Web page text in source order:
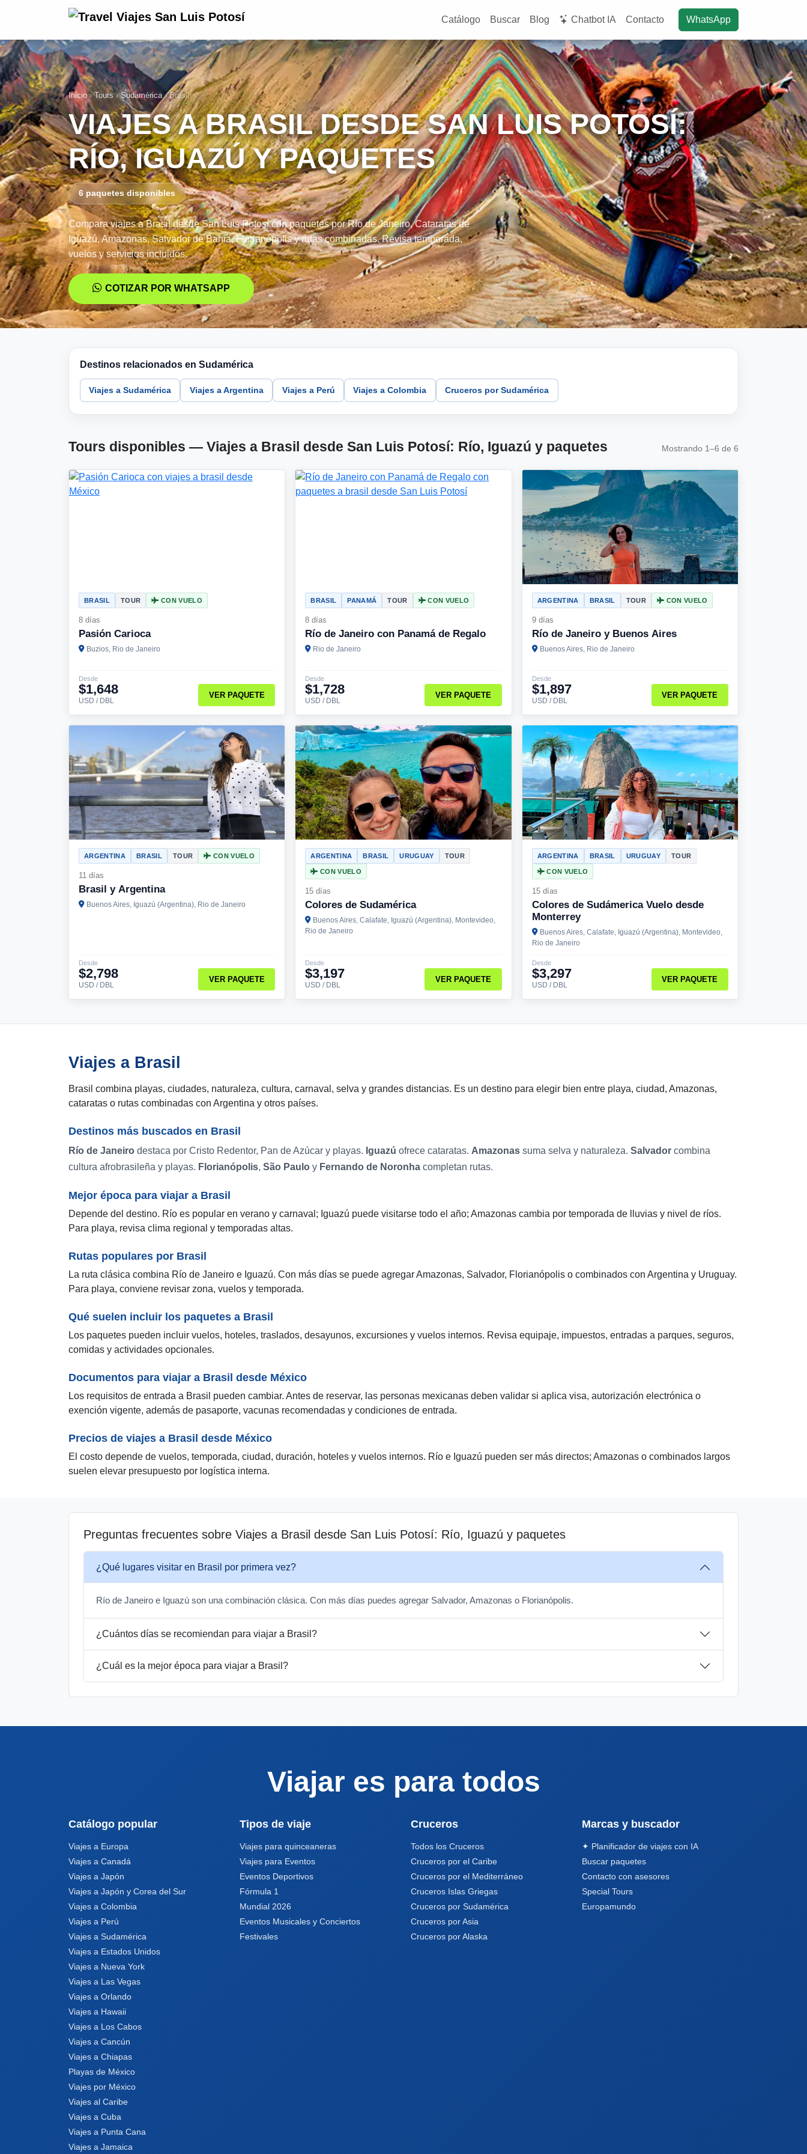
Catálogo Buscar Blog Chatbot IA Contacto WhatsApp
Inicio ›Tours ›Sudamérica ›Brasil
VIAJES A BRASIL DESDE SAN LUIS POTOSÍ:
RÍO, IGUAZÚ Y PAQUETES
6 paquetes disponibles
Compara viajes a Brasil desde San Luis Potosí con paquetes por Río de Janeiro, Cataratas de
Iguazú, Amazonas, Salvador de Bahía, Florianópolis y rutas combinadas. Revisa temporada,
vuelos y servicios incluidos.
COTIZAR POR WHATSAPP
Destinos relacionados en Sudamérica
Viajes a Sudamérica Viajes a Argentina Viajes a Perú Viajes a Colombia Cruceros por Sudamérica
Tours disponibles — Viajes a Brasil desde San Luis Potosí: Río, Iguazú y paquetes Mostrando 1–6 de 6
BRASIL TOUR CON VUELO
8 días
Pasión Carioca
Buzios, Rio de Janeiro
Desde
$1,648
USD / DBL
VER PAQUETE
BRASIL PANAMÁ TOUR CON VUELO
8 días
Río de Janeiro con Panamá de Regalo
Rio de Janeiro
Desde
$1,728
USD / DBL
VER PAQUETE
ARGENTINA BRASIL TOUR CON VUELO
9 días
Río de Janeiro y Buenos Aires
Buenos Aires, Rio de Janeiro
Desde
$1,897
USD / DBL
VER PAQUETE
ARGENTINA BRASIL TOUR CON VUELO
11 días
Brasil y Argentina
Buenos Aires, Iguazú (Argentina), Rio de Janeiro
Desde
$2,798
USD / DBL
VER PAQUETE
ARGENTINA BRASIL URUGUAY TOUR
CON VUELO
15 días
Colores de Sudamérica
Buenos Aires, Calafate, Iguazú (Argentina), Montevideo,
Rio de Janeiro
Desde
$3,197
USD / DBL
VER PAQUETE
ARGENTINA BRASIL URUGUAY TOUR
CON VUELO
15 días
Colores de Sudámerica Vuelo desde
Monterrey
Buenos Aires, Calafate, Iguazú (Argentina), Montevideo,
Rio de Janeiro
Desde
$3,297
USD / DBL
VER PAQUETE
Viajes a Brasil
Brasil combina playas, ciudades, naturaleza, cultura, carnaval, selva y grandes distancias. Es un destino para elegir bien entre playa, ciudad, Amazonas,
cataratas o rutas combinadas con Argentina y otros países.
Destinos más buscados en Brasil
Río de Janeiro destaca por Cristo Redentor, Pan de Azúcar y playas. Iguazú ofrece cataratas. Amazonas suma selva y naturaleza. Salvador combina
cultura afrobrasileña y playas. Florianópolis, São Paulo y Fernando de Noronha completan rutas.
Mejor época para viajar a Brasil
Depende del destino. Río es popular en verano y carnaval; Iguazú puede visitarse todo el año; Amazonas cambia por temporada de lluvias y nivel de ríos.
Para playa, revisa clima regional y temporadas altas.
Rutas populares por Brasil
La ruta clásica combina Río de Janeiro e Iguazú. Con más días se puede agregar Amazonas, Salvador, Florianópolis o combinados con Argentina y Uruguay.
Para playa, conviene revisar zona, vuelos y temporada.
Qué suelen incluir los paquetes a Brasil
Los paquetes pueden incluir vuelos, hoteles, traslados, desayunos, excursiones y vuelos internos. Revisa equipaje, impuestos, entradas a parques, seguros,
comidas y actividades opcionales.
Documentos para viajar a Brasil desde México
Los requisitos de entrada a Brasil pueden cambiar. Antes de reservar, las personas mexicanas deben validar si aplica visa, autorización electrónica o
exención vigente, además de pasaporte, vacunas recomendadas y condiciones de entrada.
Precios de viajes a Brasil desde México
El costo depende de vuelos, temporada, ciudad, duración, hoteles y vuelos internos. Río e Iguazú pueden ser más directos; Amazonas o combinados largos
suelen elevar presupuesto por logística interna.
Preguntas frecuentes sobre Viajes a Brasil desde San Luis Potosí: Río, Iguazú y paquetes
¿Qué lugares visitar en Brasil por primera vez?
Río de Janeiro e Iguazú son una combinación clásica. Con más días puedes agregar Salvador, Amazonas o Florianópolis.
¿Cuántos días se recomiendan para viajar a Brasil?
¿Cuál es la mejor época para viajar a Brasil?
Viajar es para todos
Catálogo popular
Viajes a Europa
Viajes a Canadá
Viajes a Japón
Viajes a Japón y Corea del Sur
Viajes a Colombia
Viajes a Perú
Viajes a Sudamérica
Viajes a Estados Unidos
Viajes a Nueva York
Viajes a Las Vegas
Viajes a Orlando
Viajes a Hawaii
Viajes a Los Cabos
Viajes a Cancún
Viajes a Chiapas
Playas de México
Viajes por México
Viajes al Caribe
Viajes a Cuba
Viajes a Punta Cana
Viajes a Jamaica
Tipos de viaje
Viajes para quinceaneras
Viajes para Eventos
Eventos Deportivos
Fórmula 1
Mundial 2026
Eventos Musicales y Conciertos
Festivales
Cruceros
Todos los Cruceros
Cruceros por el Caribe
Cruceros por el Mediterráneo
Cruceros Islas Griegas
Cruceros por Sudamérica
Cruceros por Asia
Cruceros por Alaska
Marcas y buscador
✦ Planificador de viajes con IA
Buscar paquetes
Contacto con asesores
Special Tours
Europamundo